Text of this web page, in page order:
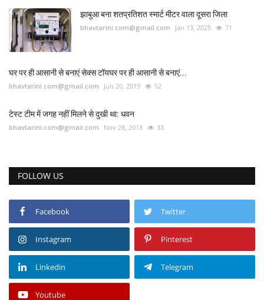
झाबुआ बना शतप्रतिशत स्मार्ट मीटर वाला दूसरा जिला
bhavtarini.com@gmail.com Jan 13, 2025 71
घर पर ही आसानी से बनाएं सेक्स टॉयघर पर ही आसानी से बनाएं...
bhavtarini.com@gmail.com Jun 20, 2019 52
टेस्ट टीम में जगह नहीं मिलने से दुखी था: धवन
bhavtarini.com@gmail.com Nov 28, 2018 33
FOLLOW US
Facebook Twitter
Instagram Pinterest
Linkedin Telegram
Youtube